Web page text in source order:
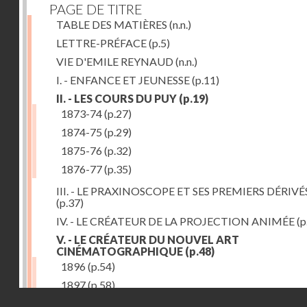
PAGE DE TITRE
TABLE DES MATIÈRES (n.n.)
LETTRE-PRÉFACE(p.5)
VIE D'EMILE REYNAUD (n.n.)
I. - ENFANCE ET JEUNESSE(p.11)
II. - LES COURS DU PUY (p.19)
1873-74(p.27)
1874-75 (p.29)
1875-76 (p.32)
1876-77(p.35)
III. - LE PRAXINOSCOPE ET SES PREMIERS
(p.37)
IV. - LE CRÉATEUR DE LA PROJECTION ANIMÉE
V. - LE CRÉATEUR DU NOUVEL ART
CINÉMATOGRAPHIQUE (p.48)
1896 (p.54)
1897(p.58)